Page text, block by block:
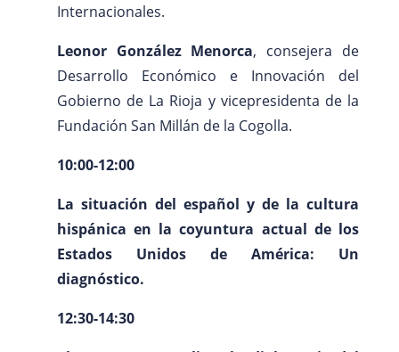
Internacionales.
Leonor González Menorca, consejera de
Desarrollo Económico e Innovación del
Gobierno de La Rioja y vicepresidenta de la
Fundación San Millán de la Cogolla.
10:00-12:00
La situación del español y de la cultura
hispánica en la coyuntura actual de los
Estados Unidos de América: Un
diagnóstico.
12:30-14:30